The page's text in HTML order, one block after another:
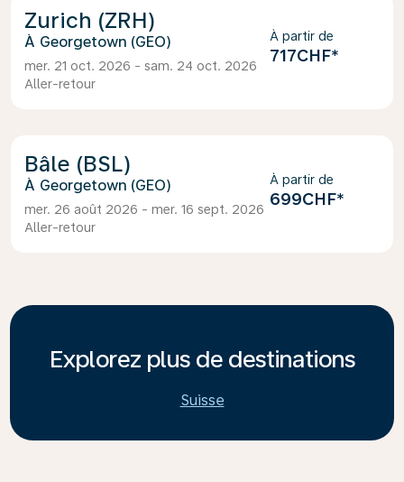
Zurich (ZRH)
Georgetown (GEO)
mer. 21 oct. 2026 - sam. 24 oct. 2026
Aller-retour
À partir de
717CHF*
Bâle (BSL)
Georgetown (GEO)
mer. 26 août 2026 - mer. 16 sept. 2026
Aller-retour
À partir de
699CHF*
Explorez plus de destinations
Suisse